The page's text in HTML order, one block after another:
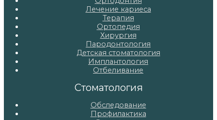
Лечение кариеса
Терапия
Ортопедия
Хирургия
Пародонтология
Детская стоматология
Имплантология
Отбеливание
Стоматология
Обследование
Профилактика